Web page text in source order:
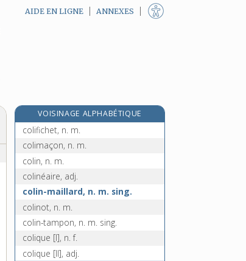
AIDE EN LIGNE ANNEXES
VOISINAGE ALPHABÉTIQUE
colicitant, -ante, n.
colifichet, n. m.
colimaçon, n. m.
colin, n. m.
colinéaire, adj.
colin-maillard, n. m. sing.
colinot, n. m.
colin-tampon, n. m. sing.
colique [I], n. f.
colique [II], adj.